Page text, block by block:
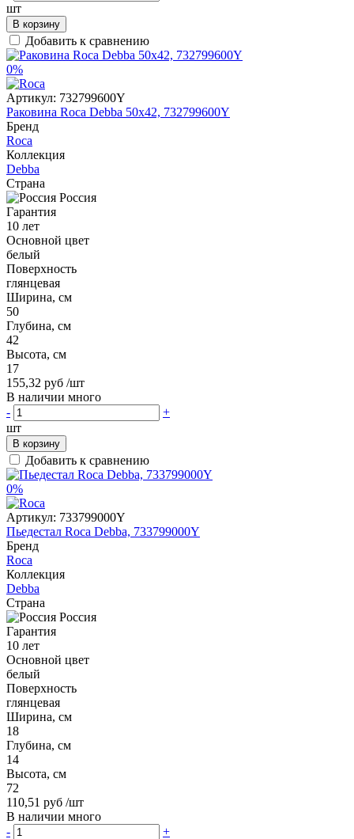
шт
В корзину
Добавить к сравнению
0%
Артикул: 732799600Y
Раковина Roca Debba 50x42, 732799600Y
Бренд
Roca
Коллекция
Debba
Страна
Россия
Гарантия
10 лет
Основной цвет
белый
Поверхность
глянцевая
Ширина, см
50
Глубина, см
42
Высота, см
17
155,32 руб /шт
В наличии много
-
+
шт
В корзину
Добавить к сравнению
0%
Артикул: 733799000Y
Пьедестал Roca Debba, 733799000Y
Бренд
Roca
Коллекция
Debba
Страна
Россия
Гарантия
10 лет
Основной цвет
белый
Поверхность
глянцевая
Ширина, см
18
Глубина, см
14
Высота, см
72
110,51 руб /шт
В наличии много
-
+